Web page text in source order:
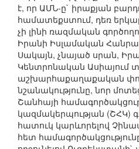
է, որ ԱՄՆ-ը` իրաքյան
համատեքստում, դեռ
չի լինի ռազմական
Իրանի Իսլամական
Սակայն, չնայած սրան,
Կենտրոնական Ասիայում
աշխարհաքաղաքական
նշանակությունը, նոր
Շանհայի
կազմակերպության (ՇՀԿ)
հատուկ կարևորելով
հետ